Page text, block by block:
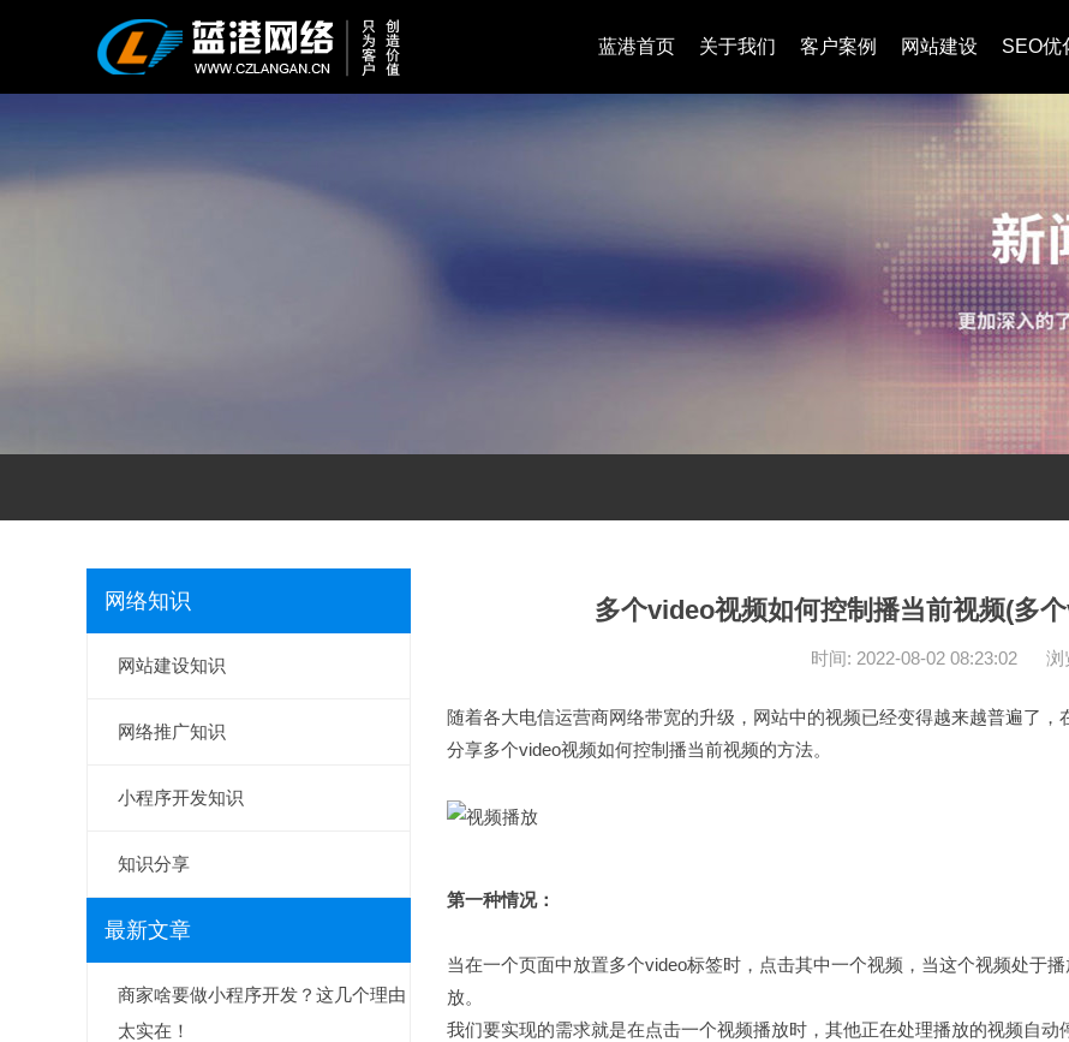
蓝港首页 关于我们 客户案例 网站建设 SEO优
网络知识
网站建设知识
网络推广知识
小程序开发知识
知识分享
最新文章
商家啥要做小程序开发？这几个理由
太实在！
多个video视频如何控制播当前视频(多
时间: 2022-08-02 08:23:02 浏
随着各大电信运营商网络带宽的升级，网站中的视频已经变得越来越普遍了，
分享多个video视频如何控制播当前视频的方法。
第一种情况：
当在一个页面中放置多个video标签时，点击其中一个视频，当这个视频处于
放。
我们要实现的需求就是在点击一个视频播放时，其他正在处理播放的视频自动